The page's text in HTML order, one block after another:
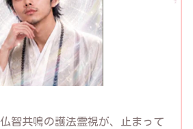
仏智共鳴の護法霊視が、止まって